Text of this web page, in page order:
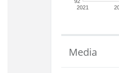
2021
Media